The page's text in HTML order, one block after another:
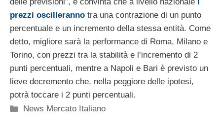
delle previsioni”, è convinta che a livello nazionale
prezzi oscilleranno tra una contrazione di un punto
percentuale e un incremento della stessa entità. Come
detto, migliore sarà la performance di Roma, Milano e
Torino, con prezzi tra la stabilità e l’incremento di 2
punti percentuali, mentre a Napoli e Bari è previsto un
lieve decremento che, nella peggiore delle ipotesi,
potrà toccare i 2 punti percentuali.
Categorie
News Mercato Italiano